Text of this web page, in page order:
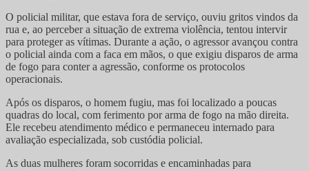
O policial militar, que estava fora de serviço, ouviu gritos vindos da
rua e, ao perceber a situação de extrema violência, tentou intervir
para proteger as vítimas. Durante a ação, o agressor avançou contra
o policial ainda com a faca em mãos, o que exigiu disparos de arma
de fogo para conter a agressão, conforme os protocolos
operacionais.
Após os disparos, o homem fugiu, mas foi localizado a poucas
quadras do local, com ferimento por arma de fogo na mão direita.
Ele recebeu atendimento médico e permaneceu internado para
avaliação especializada, sob custódia policial.
As duas mulheres foram socorridas e encaminhadas para